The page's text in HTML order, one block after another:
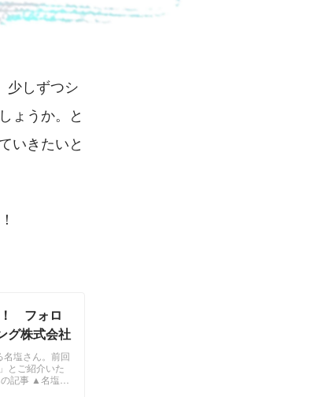
少しずつシ
ょうか。と
いきたいと
！ フォロ
グ株式会社
塩さん。前回
とご紹介いた
記事 ▲名塩さ